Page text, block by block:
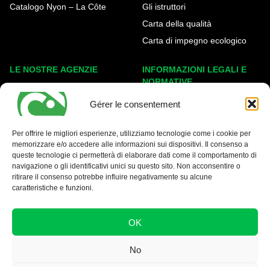
Gérer le consentement
Per offrire le migliori esperienze, utilizziamo tecnologie come i cookie per
memorizzare e/o accedere alle informazioni sui dispositivi. Il consenso a
queste tecnologie ci permetterà di elaborare dati come il comportamento di
navigazione o gli identificativi unici su questo sito. Non acconsentire o
ritirare il consenso potrebbe influire negativamente su alcune
caratteristiche e funzioni.
OK
No
Catalogo Nyon – La Côte
Gli istruttori
Carta della qualità
Carta di impegno ecologico
LE NOSTRE AGENZIE
Ginevra Eaux-Vives
Carouge
INFORMAZIONI LEGALI E
NORMATIVE
Note legali
Protezione dei dati
Condizioni generali